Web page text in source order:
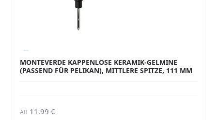
MONTEVERDE KAPPENLOSE KERAMIK-GELMINE
(PASSEND FÜR PELIKAN), MITTLERE SPITZE, 111 MM
AB 11,99 €